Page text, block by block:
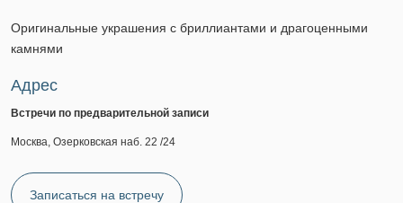
Оригинальные украшения с бриллиантами и драгоценными
камнями
Адрес
Встречи по предварительной записи
Москва, Озерковская наб. 22 /24
Записаться на встречу